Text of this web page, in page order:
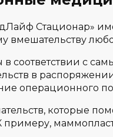
Стационар»
вмешательству
соответствии с
в
операционного
которые
примеру,